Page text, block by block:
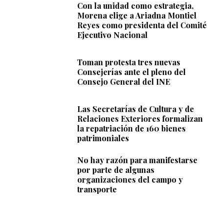
Con la unidad como estrategia,
Morena elige a Ariadna Montiel
Reyes como presidenta del Comité
Ejecutivo Nacional
Toman protesta tres nuevas
Consejerías ante el pleno del
Consejo General del INE
Las Secretarías de Cultura y de
Relaciones Exteriores formalizan
la repatriación de 160 bienes
patrimoniales
No hay razón para manifestarse
por parte de algunas
organizaciones del campo y
transporte